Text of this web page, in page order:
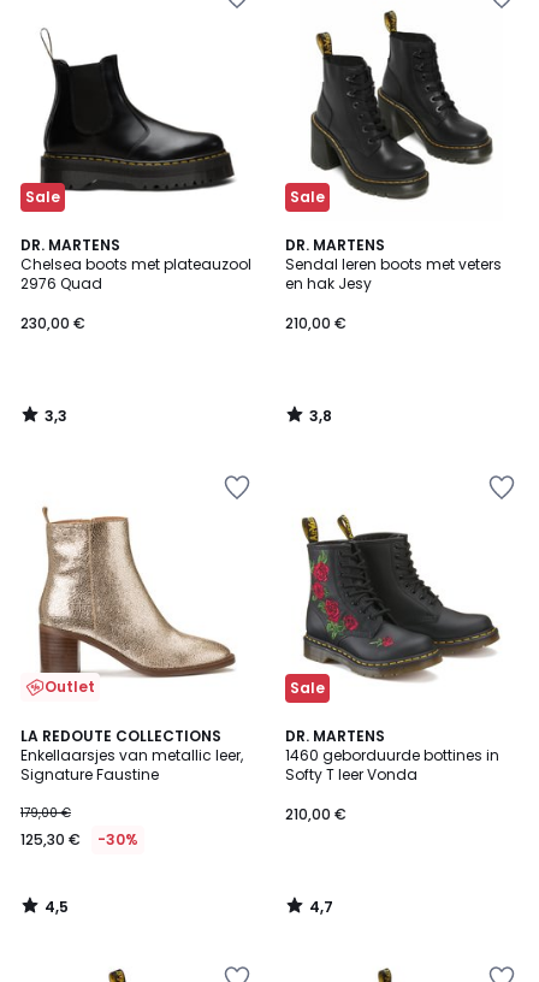
Sale
DR. MARTENS
Chelsea boots met plateauzool
2976 Quad
230,00 €
3,3
/ 5
3,3
/
Sale
DR. MARTENS
Sendal leren boots met veters
en hak Jesy
210,00 €
3,8
/ 5
3,8
/
Outlet
LA REDOUTE COLLECTIONS
Enkellaarsjes van metallic leer,
Signature Faustine
179,00 €
125,30 € -30%
4,5
/ 5
4,5
/
Sale
DR. MARTENS
1460 geborduurde bottines in
Softy T leer Vonda
210,00 €
4,7
/ 5
4,7
/